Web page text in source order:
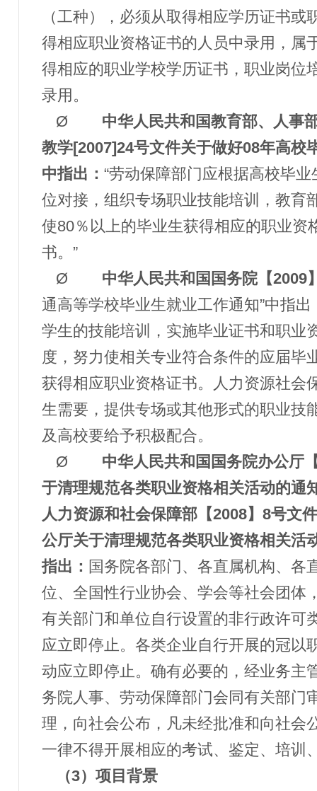
（工种），必须从取得相应学历证书或
得相应职业资格证书的人员中录用，属
得相应的职业学校学历证书，职业岗位
录用。
Ø
中华人民共和国教育部、人事
教学[2007]24号文件关于做好08年高校
中指出： “劳动保障部门应根据高校毕
位对接，组织专场职业技能培训，教育
使80％以上的毕业生获得相应的职业资
书。”
Ø
中华人民共和国 国务院【2009
通高等学校毕业生就业工作通知”中指
学生的技能培训，实施毕业证书和职业
度，努力使相关专业符合条件的应届毕
获得相应职业资格证书。人力资源社会
生需要，提供专场或其他形式的职业技
及高校要给予积极配合。
Ø
中华人民共和国 国务院办公厅
于清理规范各类职业资格相关活动的通
人力资源和社会保障部 【2008】8号文
公厅关于清理规范各类职业资格相关活
指出： 国务院各部门、各直属机构、各
位、全国性行业协会、学会等社会团体
有关部门和单位自行设置的非行政许可
应立即停止。各类企业自行开展的冠以
动应立即停止。确有必要的，经业务主
务院人事、劳动保障部门会同有关部门
理，向社会公布，凡未经批准和向社会
一律不得开展相应的考试、鉴定、培训
（3）项目背景